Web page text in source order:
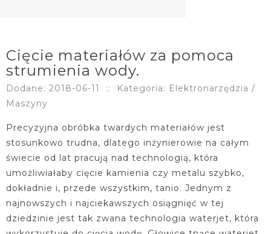
Cięcie materiałów za pomoca
strumienia wody.
Dodane: 2018-06-11 ::
Kategoria: Elektronarzędzia /
Maszyny
Precyzyjna obróbka twardych materiałów jest
stosunkowo trudna, dlatego inżynierowie na całym
świecie od lat pracują nad technologią, która
umożliwiałaby cięcie kamienia czy metalu szybko,
dokładnie i, przede wszystkim, tanio. Jednym z
najnowszych i najciekawszych osiągnięć w tej
dziedzinie jest tak zwana technologia waterjet, która